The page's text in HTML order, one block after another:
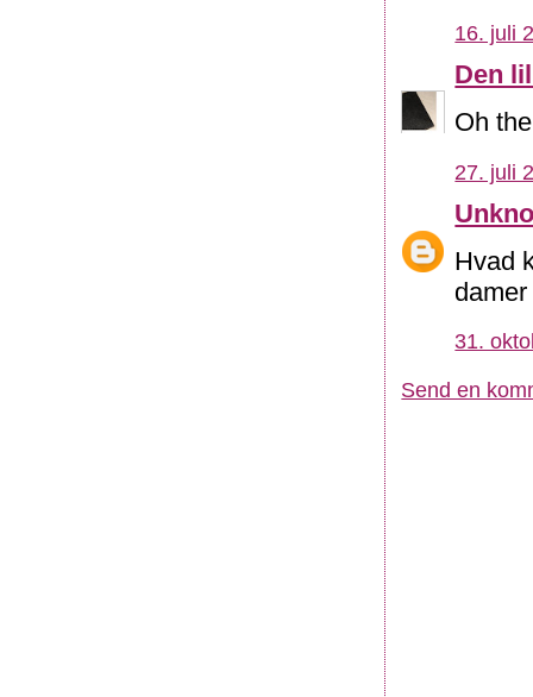
16. juli
Den
Oh
27. juli
Hvad
31.
Send en